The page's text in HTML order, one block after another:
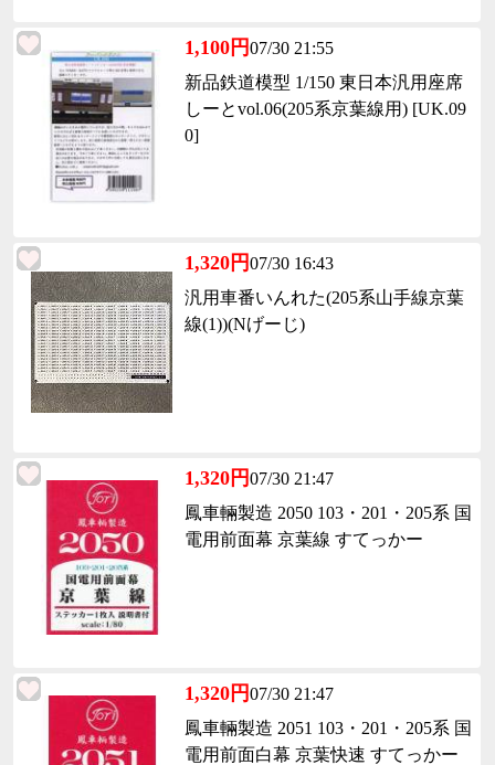
1,100円07/30 21:55
新品鉄道模型 1/150 東日本汎用座席
しーとvol.06(205系京葉線用) [UK.09
0]
1,320円07/30 16:43
汎用車番いんれた(205系山手線京葉
線(1))(Nげーじ)
1,320円07/30 21:47
鳳車輛製造 2050 103・201・205系 国
電用前面幕 京葉線 すてっかー
1,320円07/30 21:47
鳳車輛製造 2051 103・201・205系 国
電用前面白幕 京葉快速 すてっかー